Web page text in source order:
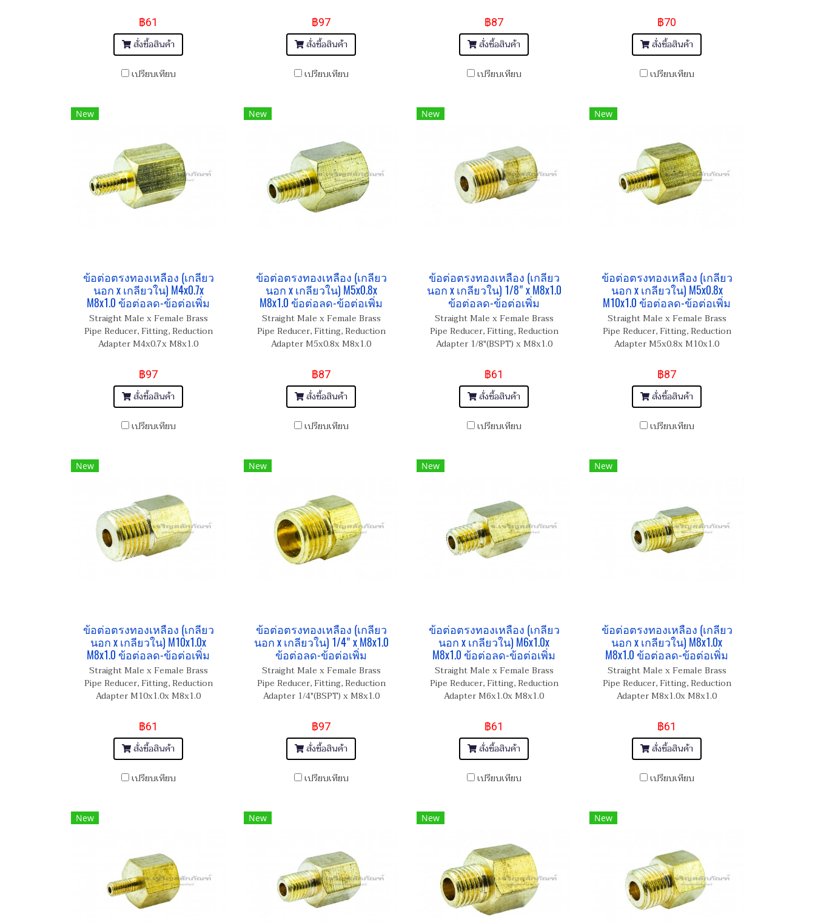
฿61
สั่งซื้อสินค้า
เปรียบเทียบ
฿97
สั่งซื้อสินค้า
เปรียบเทียบ
฿87
สั่งซื้อสินค้า
เปรียบเทียบ
฿70
สั่งซื้อสินค้า
เปรียบเทียบ
New
ข้อต่อตรงทองเหลือง (เกลียว
นอก x เกลียวใน) M4x0.7x
M8x1.0 ข้อต่อลด-ข้อต่อเพิ่ม
Straight Male x Female Brass
Pipe Reducer, Fitting, Reduction
Adapter M4x0.7x M8x1.0
฿97
สั่งซื้อสินค้า
เปรียบเทียบ
New
ข้อต่อตรงทองเหลือง (เกลียว
นอก x เกลียวใน) M5x0.8x
M8x1.0 ข้อต่อลด-ข้อต่อเพิ่ม
Straight Male x Female Brass
Pipe Reducer, Fitting, Reduction
Adapter M5x0.8x M8x1.0
฿87
สั่งซื้อสินค้า
เปรียบเทียบ
New
ข้อต่อตรงทองเหลือง (เกลียว
นอก x เกลียวใน) 1/8" x M8x1.0
ข้อต่อลด-ข้อต่อเพิ่ม
Straight Male x Female Brass
Pipe Reducer, Fitting, Reduction
Adapter 1/8"(BSPT) x M8x1.0
฿61
สั่งซื้อสินค้า
เปรียบเทียบ
New
ข้อต่อตรงทองเหลือง (เกลียว
นอก x เกลียวใน) M5x0.8x
M10x1.0 ข้อต่อลด-ข้อต่อเพิ่ม
Straight Male x Female Brass
Pipe Reducer, Fitting, Reduction
Adapter M5x0.8x M10x1.0
฿87
สั่งซื้อสินค้า
เปรียบเทียบ
New
ข้อต่อตรงทองเหลือง (เกลียว
นอก x เกลียวใน) M10x1.0x
M8x1.0 ข้อต่อลด-ข้อต่อเพิ่ม
Straight Male x Female Brass
Pipe Reducer, Fitting, Reduction
Adapter M10x1.0x M8x1.0
฿61
สั่งซื้อสินค้า
เปรียบเทียบ
New
ข้อต่อตรงทองเหลือง (เกลียว
นอก x เกลียวใน) 1/4" x M8x1.0
ข้อต่อลด-ข้อต่อเพิ่ม
Straight Male x Female Brass
Pipe Reducer, Fitting, Reduction
Adapter 1/4"(BSPT) x M8x1.0
฿97
สั่งซื้อสินค้า
เปรียบเทียบ
New
ข้อต่อตรงทองเหลือง (เกลียว
นอก x เกลียวใน) M6x1.0x
M8x1.0 ข้อต่อลด-ข้อต่อเพิ่ม
Straight Male x Female Brass
Pipe Reducer, Fitting, Reduction
Adapter M6x1.0x M8x1.0
฿61
สั่งซื้อสินค้า
เปรียบเทียบ
New
ข้อต่อตรงทองเหลือง (เกลียว
นอก x เกลียวใน) M8x1.0x
M8x1.0 ข้อต่อลด-ข้อต่อเพิ่ม
Straight Male x Female Brass
Pipe Reducer, Fitting, Reduction
Adapter M8x1.0x M8x1.0
฿61
สั่งซื้อสินค้า
เปรียบเทียบ
New New New New